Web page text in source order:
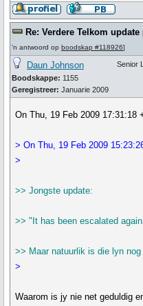
Re: Verdere Telkom update
'n antwoord op boodskap #118926]
Daun Johnson
Boodskappe: 1155
Geregistreer: Januarie 2009
Senior
On Thu, 19 Feb 2009 17:31:18
> On Thu, 19 Feb 2009
>
>> Jongste update:
>> "It has been escalated
>> Maar natuurlik is die lyn nog
>
Waarom is jy nie net geduldig